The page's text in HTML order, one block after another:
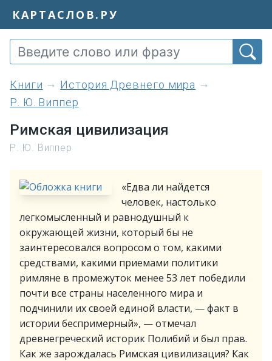
КАРТАСЛОВ.РУ
книги
История Древнего мира
Р. Ю. Виппер
Римская цивилизация
Р. Ю. Виппер
«Едва ли найдется
человек, настолько
легкомысленный и равнодушный к
окружающей жизни, который бы не
заинтересовался вопросом о том, какими
средствами, какими приемами политики
римляне в промежуток менее 53 лет победили
почти все страны населенного мира и
подчинили их своей единой власти, — факт в
истории беспримерный», — отмечал
древнегреческий историк Полибий и был прав.
Как же зарождалась Римская цивилизация? Как